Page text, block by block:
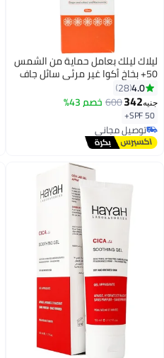
ليلاك ليلك بعامل حماية من الشمس
50+ بخاخ أكوا غير مرئي سائل جاف
الملمس 50 مل
4.0
28
جنيه342
600 خصم 43%
SPF 50+
توصيل مجاني
توصيل مجاني